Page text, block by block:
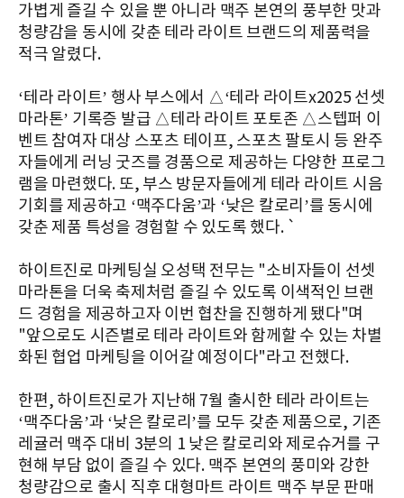
가볍게 즐길 수 있을 뿐 아니라 맥주 본연의 풍부한 맛과
청량감을 동시에 갖춘 테라 라이트 브랜드의 제품력을
적극 알렸다.
‘테라 라이트’ 행사 부스에서 △‘테라 라이트x2025 선셋
마라톤’ 기록증 발급 △테라 라이트 포토존 △스텝퍼 이
벤트 참여자 대상 스포츠 테이프, 스포츠 팔토시 등 완주
자들에게 러닝 굿즈를 경품으로 제공하는 다양한 프로그
램을 마련했다. 또, 부스 방문자들에게 테라 라이트 시음
기회를 제공하고 ‘맥주다움’과 ‘낮은 칼로리’를 동시에
갖춘 제품 특성을 경험할 수 있도록 했다. `
하이트진로 마케팅실 오성택 전무는 "소비자들이 선셋
마라톤을 더욱 축제처럼 즐길 수 있도록 이색적인 브랜
드 경험을 제공하고자 이번 협찬을 진행하게 됐다"며
"앞으로도 시즌별로 테라 라이트와 함께할 수 있는 차별
화된 협업 마케팅을 이어갈 예정이다"라고 전했다.
한편, 하이트진로가 지난해 7월 출시한 테라 라이트는
‘맥주다움’과 ‘낮은 칼로리’를 모두 갖춘 제품으로, 기존
레귤러 맥주 대비 3분의 1 낮은 칼로리와 제로슈거를 구
현해 부담 없이 즐길 수 있다. 맥주 본연의 풍미와 강한
청량감으로 출시 직후 대형마트 라이트 맥주 부문 판매